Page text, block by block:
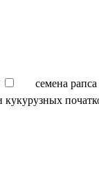
семена рапса
кукурузных